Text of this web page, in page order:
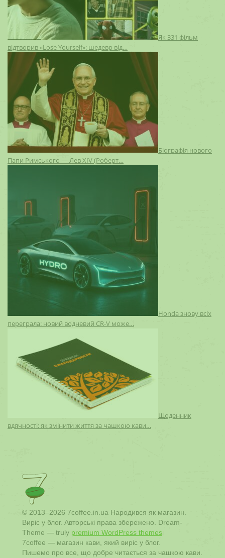
Як 331 фільм
відтворив «Lose Yourself»: шедевр від…
Біографія нового
Папи Римського — Лев XIV (Роберт…
Honda знову всіх
переграла: новий водневий CR-V може…
Щоденник
вдячності: як змінити життя за чашкою кави…
© 2013–2026 7coffee.in.ua Народився як магазин.
Виріс у блог. Авторські права збережено. Dream-
Theme — truly premium WordPress themes
7coffee — магазин кави, який виріс у блог.
Пишемо про все, що добре читається за чашкою кави.